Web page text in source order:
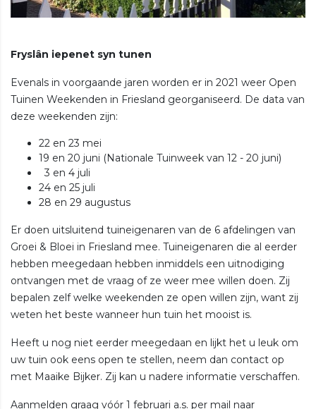
Fryslân iepenet syn tunen
Evenals in voorgaande jaren worden er in 2021 weer Open
Tuinen Weekenden in Friesland georganiseerd. De data van
deze weekenden zijn:
22 en 23 mei
19 en 20 juni (Nationale Tuinweek van 12 - 20 juni)
3 en 4 juli
24 en 25 juli
28 en 29 augustus
Er doen uitsluitend tuineigenaren van de 6 afdelingen van
Groei & Bloei in Friesland mee. Tuineigenaren die al eerder
hebben meegedaan hebben inmiddels een uitnodiging
ontvangen met de vraag of ze weer mee willen doen. Zij
bepalen zelf welke weekenden ze open willen zijn, want zij
weten het beste wanneer hun tuin het mooist is.
Heeft u nog niet eerder meegedaan en lijkt het u leuk om
uw tuin ook eens open te stellen, neem dan contact op
met Maaike Bijker. Zij kan u nadere informatie verschaffen.
Aanmelden graag vóór 1 februari a.s. per mail naar